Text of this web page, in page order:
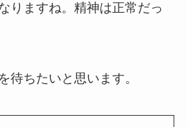
りますね。精神は正常だっ
待ちたいと思います。